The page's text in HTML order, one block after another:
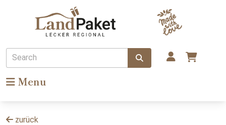
Search
Menu
zurück